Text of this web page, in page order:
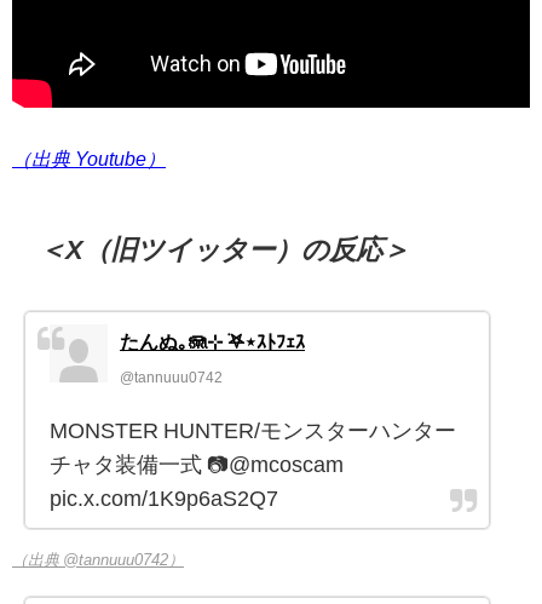
（出典 Youtube）
＜X（旧ツイッター）の反応＞
たんぬ｡🪼⊹ ࣪𖤐⋆ｽﾄﾌｪｽ
@tannuuu0742
MONSTER HUNTER/モンスターハンター
チャタ装備一式 📷@mcoscam
pic.x.com/1K9p6aS2Q7
（出典 @tannuuu0742）